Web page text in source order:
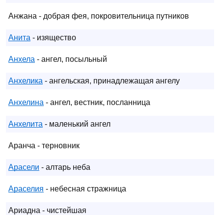
Анжана - добрая фея, покровительница путников
Анита - изящество
Анхела - ангел, посыльный
Анхелика - ангельская, принадлежащая ангелу
Анхелина - ангел, вестник, посланница
Анхелита - маленький ангел
Аранча - терновник
Арасели - алтарь неба
Араселия - небесная стражница
Ариадна - чистейшая